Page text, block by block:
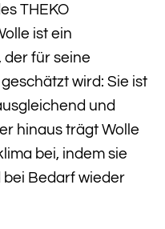
THEKO
ist ein
der für seine
wird: Sie ist
und
hinaus trägt Wolle
bei, indem sie
Bedarf wieder